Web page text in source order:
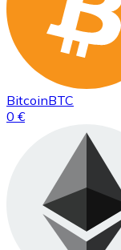
BitcoinBTC
0 €